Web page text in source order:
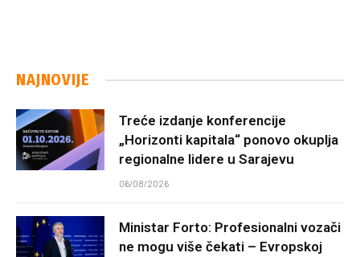
NAJNOVIJE
Treće izdanje konferencije
„Horizonti kapitala“ ponovo okuplja
regionalne lidere u Sarajevu
06/08/2026
Ministar Forto: Profesionalni vozači
ne mogu više čekati – Evropskoj